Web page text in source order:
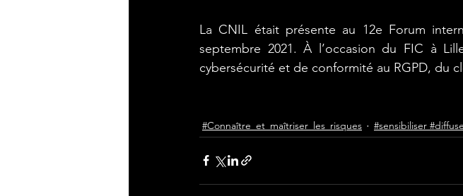
La CNIL était présente au 12e Forum
septembre 2021. À l’occasion du FIC à
cybersécurité et de conformité au RGPD, du
#Connaître_et_maîtriser_les_risques #sensibiliser